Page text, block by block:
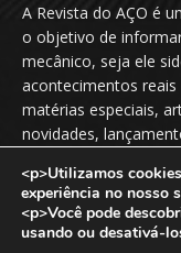
A Revista do AÇO é
o objetivo de
mecânico, seja ele
acontecimentos
matérias especiais,
novidades,
Fale Conosco:
Copyright © 2024
<p>Utilizamos
experiência no nosso
<p>Você pode
usando ou desativá-